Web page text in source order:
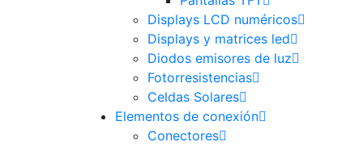
Displays LCD numéricos
Displays y matrices led
Diodos emisores de luz
Fotorresistencias
Celdas Solares
Elementos de conexión
Conectores